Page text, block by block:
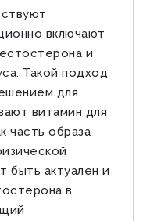
включают
и
Такой подход
для
витамин для
часть образа
быть актуален и
в